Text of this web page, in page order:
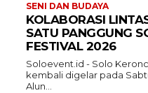
SENI DAN BUDAYA
KOLABORASI
SATU PANGGUNG
FESTIVAL 2026
Soloevent.id - Solo
kembali digelar pada
Alun...